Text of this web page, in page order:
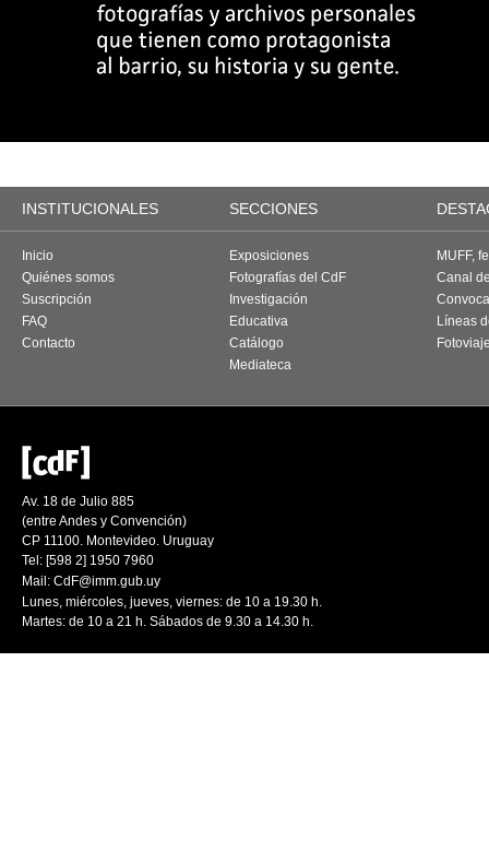
INSTITUCIONALES SECCIONES
Inicio
Quiénes somos
Suscripción
FAQ
Contacto
Exposiciones
Fotografías del CdF
Investigación
Educativa
Catálogo
Mediateca
MUFF,
Canal
Líneas
Av. 18 de Julio 885
(entre Andes y Convención)
CP 11100. Montevideo. Uruguay
Tel: [598 2] 1950 7960
Mail: CdF@imm.gub.uy
Lunes, miércoles, jueves, viernes: de 10 a 19.30 h.
Martes: de 10 a 21 h. Sábados de 9.30 a 14.30 h.